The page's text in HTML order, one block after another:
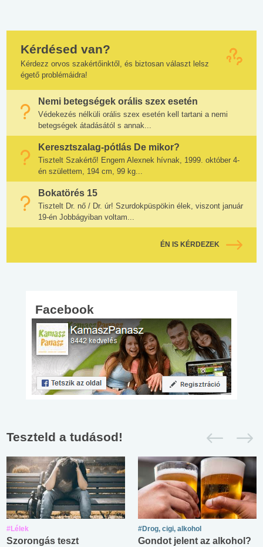
Kérdésed van?
Kérdezz orvos szakértőinktől, és biztosan választ lelsz
égető problémáidra!
Nemi betegségek orális szex esetén
Védekezés nélküli orális szex esetén kell tartani a nemi
betegségek átadásától s annak...
Keresztszalag-pótlás De mikor?
Tisztelt Szakértő! Engem Alexnek hívnak, 1999. október 4-
én születtem, 194 cm, 99 kg...
Bokatörés 15
Tisztelt Dr. nő / Dr. úr! Szurdokpüspökin élek, viszont január
19-én Jobbágyiban voltam...
ÉN IS KÉRDEZEK
Facebook
Teszteld a tudásod!
#Lélek
Szorongás teszt
#Drog, cigi, alkohol
Gondot jelent az alkohol?